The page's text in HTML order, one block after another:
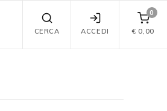
CERCA ACCEDI
0
€ 0,00